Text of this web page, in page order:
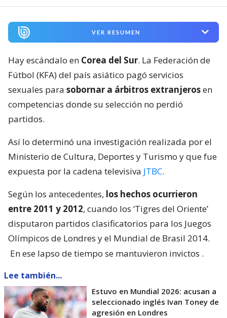
VER RESUMEN
Hay escándalo en Corea del Sur. La Federación de
Fútbol (KFA) del país asiático pagó servicios
sexuales para sobornar a árbitros extranjerosen
competencias donde su selección no perdió
partidos.
Así lo determinó una investigación realizada por el
Ministerio de Cultura, Deportes y Turismo y que fue
expuesta por la cadena televisiva JTBC.
Según los antecedentes, los hechos ocurrieron
entre 2011 y 2012, cuando los ‘Tigres del Oriente’
disputaron partidos clasificatorios para los Juegos
Olímpicos de Londres y el Mundial de Brasil 2014.
En ese lapso de tiempo se mantuvieron invictos .
Lee también...
Estuvo en Mundial 2026: acusan a
seleccionado inglés Ivan Toney de
agresión en Londres